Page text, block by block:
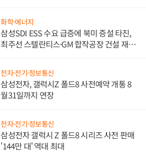
화학·에너지
삼성SDI ESS 수요 급증에 북미 증설 타진,
최주선 스텔란티스·GM 합작공장 건설 재추
전자·전기·정보통신
삼성전자, 갤럭시Z 폴드8 사전예약 개통 8
월31일까지 연장
전자·전기·정보통신
삼성전자 갤럭시 Z 폴드8 시리즈 사전 판매
'144만 대' 역대 최대